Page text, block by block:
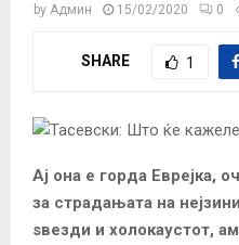
by Админ 15/02/2020 0
SHARE 1
Ај она е горда Еврејка,
за страдањата на
ѕвезди и холокаустот,